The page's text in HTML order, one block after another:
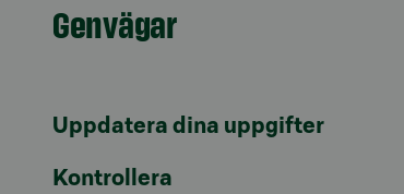
Genvägar
Uppdatera dina uppgifter
Kontrollera